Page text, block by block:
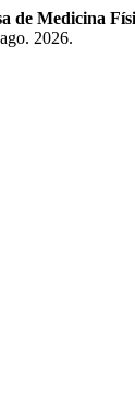
de Medicina
2026.